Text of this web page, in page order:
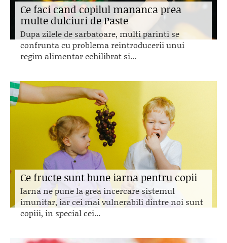
Ce faci cand copilul mananca prea
multe dulciuri de Paste
Dupa zilele de sarbatoare, multi parinti se
confrunta cu problema reintroducerii unui
regim alimentar echilibrat si...
Ce fructe sunt bune iarna pentru copii
Iarna ne pune la grea incercare sistemul
imunitar, iar cei mai vulnerabili dintre noi sunt
copiii, in special cei...